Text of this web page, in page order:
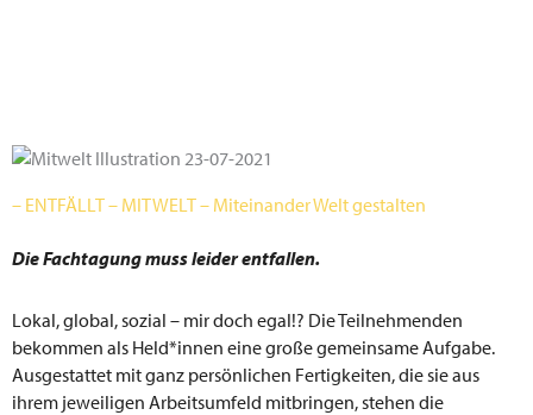
– ENTFÄLLT – MITWELT – Miteinander Welt gestalten
Die Fachtagung muss leider entfallen.
Lokal, global, sozial – mir doch egal!? Die Teilnehmenden
bekommen als Held*innen eine große gemeinsame Aufgabe.
Ausgestattet mit ganz persönlichen Fertigkeiten, die sie aus
ihrem jeweiligen Arbeitsumfeld mitbringen, stehen die